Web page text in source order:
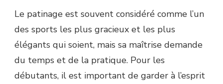
Le patinage est souvent considéré comme l’un
des sports les plus gracieux et les plus
élégants qui soient, mais sa maîtrise demande
du temps et de la pratique. Pour les
débutants, il est important de garder à l’esprit